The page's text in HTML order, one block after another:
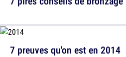
7 preuves qu'on est en 2014